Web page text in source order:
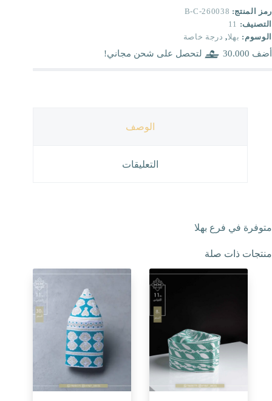
رمز المنتج: B-C-260038
التصنيف: 11
الوسوم: بهلا, درجة خاصة
أضف 30.000 لتحصل على شحن مجاني!
الوصف
التعليقات
متوفرة في فرع بهلا
منتجات ذات صلة